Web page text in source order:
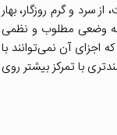
سرد و گرم روزگار، بهار
به وضعی مطلوب و نظمی
اجزای آن نمی‌توانند با
با تمرکز بیشتر روی